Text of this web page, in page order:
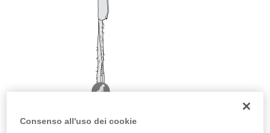
Consenso all'uso dei cookie